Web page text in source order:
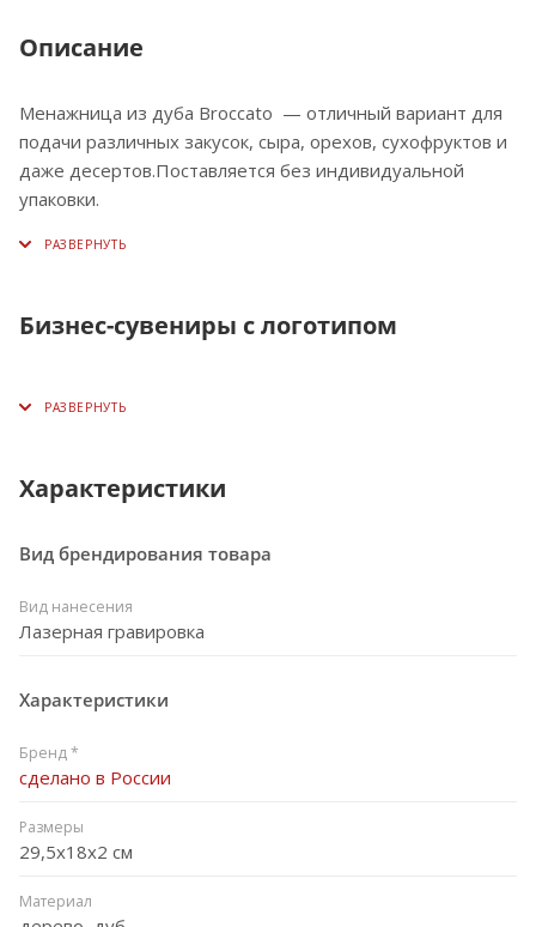
Описание
Менажница из дуба Broccato — отличный вариант для
подачи различных закусок, сыра, орехов, сухофруктов и
даже десертов.Поставляется без индивидуальной
упаковки.
Бизнес-сувениры с логотипом
Характеристики
Вид брендирования товара
Вид нанесения
Лазерная гравировка
Характеристики
Бренд *
сделано в России
Размеры
29,5х18х2 см
Материал